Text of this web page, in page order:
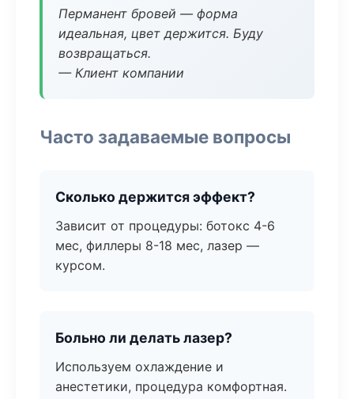
Перманент бровей — форма
идеальная, цвет держится. Буду
возвращаться.
— Клиент компании
Часто задаваемые вопросы
Сколько держится эффект?
Зависит от процедуры: ботокс 4-6
мес, филлеры 8-18 мес, лазер —
курсом.
Больно ли делать лазер?
Используем охлаждение и
анестетики, процедура комфортная.